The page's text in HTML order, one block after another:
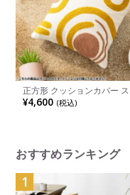
正方形 クッションカバー ス
ワールオークル 45×45cm対
応 幾何学模様 綿100％ ファ
¥4,600 (税込)
おすすめランキング
1